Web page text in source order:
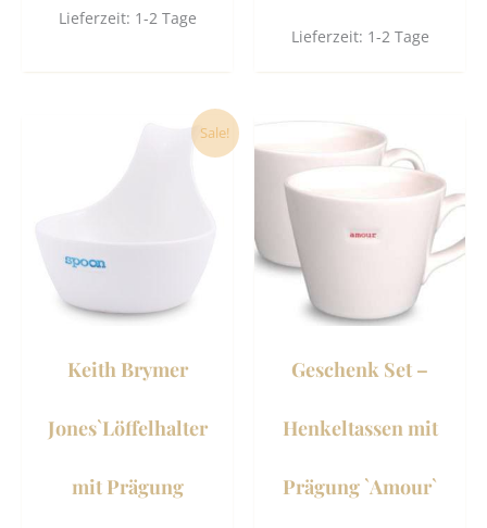
Lieferzeit: 1-2 Tage
Lieferzeit: 1-2 Tage
Sale!
Keith Brymer
Jones`Löffelhalter
mit Prägung
Ursprünglicher
Aktueller
Preis
Geschenk Set –
Henkeltassen mit
Prägung `Amour`